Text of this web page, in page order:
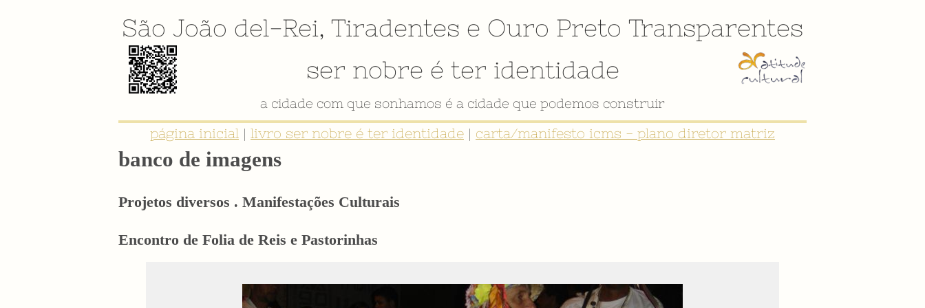
São João del-Rei, Tiradentes e Ouro Preto Transparentes
ser nobre é ter identidade
a cidade com que sonhamos é a cidade que podemos construir
página inicial | livro ser nobre é ter identidade | carta/manifesto icms - plano diretor matriz
banco de imagens
Projetos diversos . Manifestações Culturais
Encontro de Folia de Reis e Pastorinhas